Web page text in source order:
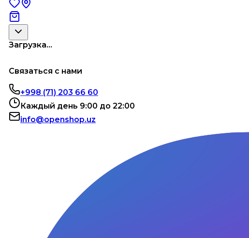
Загрузка...
Связаться с нами
+998 (71) 203 66 60
Каждый день 9:00 до 22:00
info@openshop.uz